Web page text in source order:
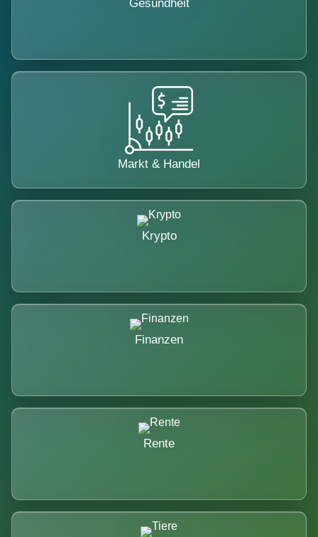
Gesundheit
Markt & Handel
Krypto
Finanzen
Rente